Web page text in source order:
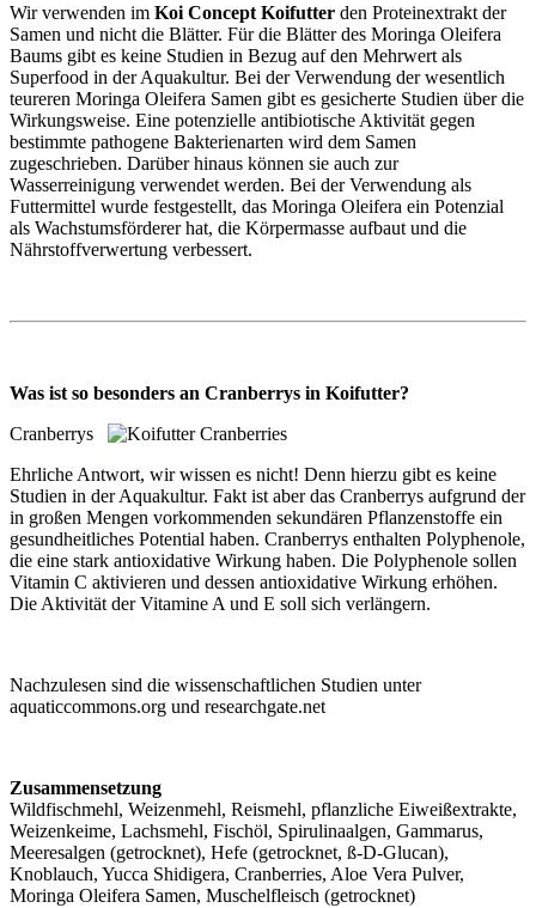
Wir verwenden im Koi Concept Koifutter den Proteinextrakt der
Samen und nicht die Blätter. Für die Blätter des Moringa Oleifera
Baums gibt es keine Studien in Bezug auf den Mehrwert als
Superfood in der Aquakultur. Bei der Verwendung der wesentlich
teureren Moringa Oleifera Samen gibt es gesicherte Studien über die
Wirkungsweise. Eine potenzielle antibiotische Aktivität gegen
bestimmte pathogene Bakterienarten wird dem Samen
zugeschrieben. Darüber hinaus können sie auch zur
Wasserreinigung verwendet werden. Bei der Verwendung als
Futtermittel wurde festgestellt, das Moringa Oleifera ein Potenzial
als Wachstumsförderer hat, die Körpermasse aufbaut und die
Nährstoffverwertung verbessert.
Was ist so besonders an Cranberrys in Koifutter?
Cranberrys
Ehrliche Antwort, wir wissen es nicht! Denn hierzu gibt es keine
Studien in der Aquakultur. Fakt ist aber das Cranberrys aufgrund der
in großen Mengen vorkommenden sekundären Pflanzenstoffe ein
gesundheitliches Potential haben. Cranberrys enthalten Polyphenole,
die eine stark antioxidative Wirkung haben. Die Polyphenole sollen
Vitamin C aktivieren und dessen antioxidative Wirkung erhöhen.
Die Aktivität der Vitamine A und E soll sich verlängern.
Nachzulesen sind die wissenschaftlichen Studien unter
aquaticcommons.org und researchgate.net
Zusammensetzung
Wildfischmehl, Weizenmehl, Reismehl, pflanzliche Eiweißextrakte,
Weizenkeime, Lachsmehl, Fischöl, Spirulinaalgen, Gammarus,
Meeresalgen (getrocknet), Hefe (getrocknet, ß-D-Glucan),
Knoblauch, Yucca Shidigera, Cranberries, Aloe Vera Pulver,
Moringa Oleifera Samen, Muschelfleisch (getrocknet)